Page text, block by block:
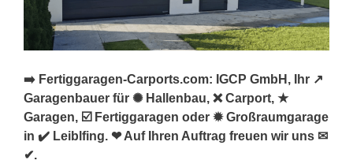
➡️ Fertiggaragen-Carports.com: IGCP GmbH, Ihr ↗️
Garagenbauer für ✺ Hallenbau, ❌ Carport, ★
Garagen, ☑️ Fertiggaragen oder ✹ Großraumgarage
in ✔️ Leiblfing. ❤ Auf Ihren Auftrag freuen wir uns ✉
✔.